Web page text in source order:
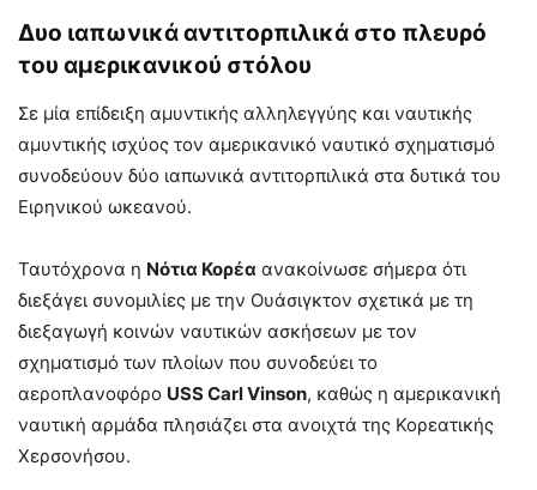
Δυο ιαπωνικά αντιτορπιλικά στο πλευρό
του αμερικανικού στόλου
Σε μία επίδειξη αμυντικής αλληλεγγύης και ναυτικής
αμυντικής ισχύος τον αμερικανικό ναυτικό σχηματισμό
συνοδεύουν δύο ιαπωνικά αντιτορπιλικά στα δυτικά του
Ειρηνικού ωκεανού.
Ταυτόχρονα η Νότια Κορέα ανακοίνωσε σήμερα ότι
διεξάγει συνομιλίες με την Ουάσιγκτον σχετικά με τη
διεξαγωγή κοινών ναυτικών ασκήσεων με τον
σχηματισμό των πλοίων που συνοδεύει το
αεροπλανοφόρο USS Carl Vinson, καθώς η αμερικανική
ναυτική αρμάδα πλησιάζει στα ανοιχτά της Κορεατικής
Χερσονήσου.